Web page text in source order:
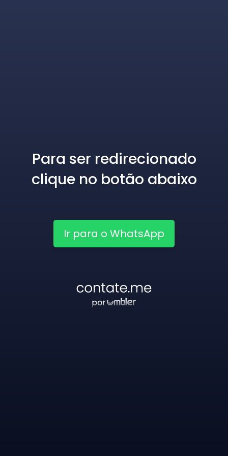
Para ser redirecionado
clique no botão abaixo
Ir para o WhatsApp